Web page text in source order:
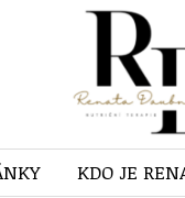
KDO JE